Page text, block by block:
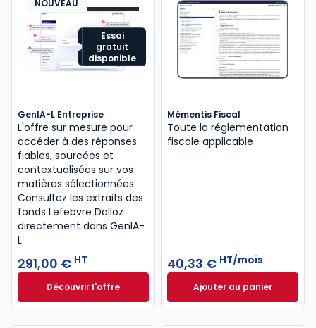
Essai
gratuit
disponible
NOUVEAU
GenIA-L Entreprise
L'offre sur mesure pour
accéder à des réponses
fiables, sourcées et
contextualisées sur vos
matières sélectionnées.
Consultez les extraits des
fonds Lefebvre Dalloz
directement dans GenIA-
L.
291,00 € HT
Découvrir l'offreGenIA-L Entreprise à partir de 291,00 € HT
Mémentis Fiscal
Toute la réglementation
fiscale applicable
40,33 € HT/mois
Ajouter au panier
Mémentis Fiscal